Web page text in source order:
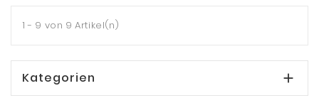
1 - 9 von 9 Artikel(n)
Kategorien 